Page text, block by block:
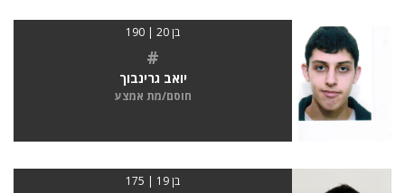
בן 20 | 190
#
יואב גרינבוך
חוסם/מת אמצע
בן 19 | 175